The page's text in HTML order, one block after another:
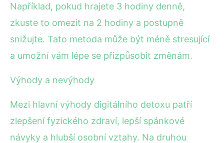
Například, pokud hrajete 3 hodiny denně,
zkuste to omezit na 2 hodiny a postupně
snižujte. Tato metoda může být méně stresující
a umožní vám lépe se přizpůsobit změnám.
Výhody a nevýhody
Mezi hlavní výhody digitálního detoxu patří
zlepšení fyzického zdraví, lepší spánkové
návyky a hlubší osobní vztahy. Na druhou